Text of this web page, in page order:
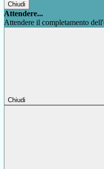
Chiudi
Attendere...
Attendere il completamento
Chiudi